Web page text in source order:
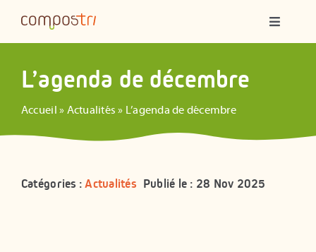
à
Compostage partagé
L’agenda de décembre
Accueil » Actualités » L’agenda de décembre
Catégories :Actualités Publié le : 28 Nov 2025